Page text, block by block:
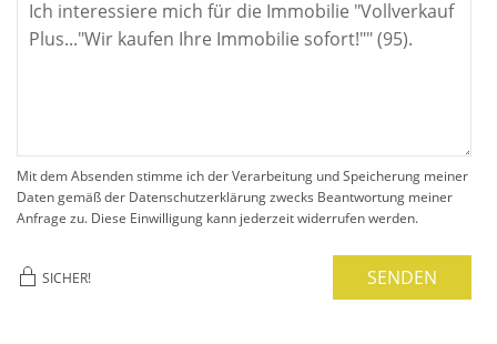
Mit dem Absenden stimme ich der Verarbeitung und Speicherung meiner
Daten gemäß der Datenschutzerklärung zwecks Beantwortung meiner
Anfrage zu. Diese Einwilligung kann jederzeit widerrufen werden.
SICHER! SENDEN